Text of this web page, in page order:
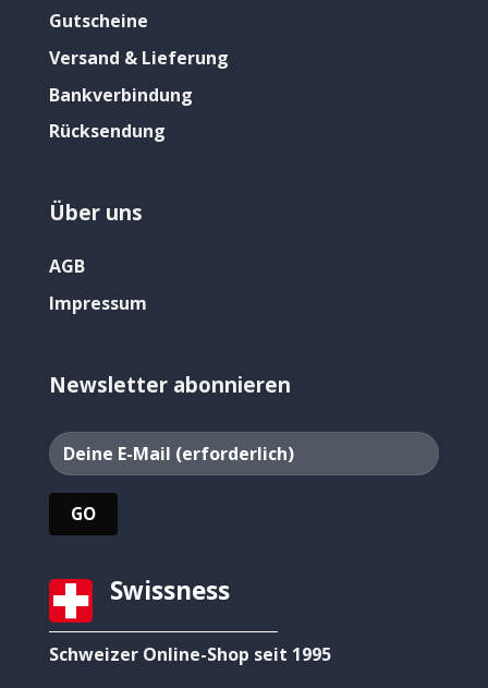
Gutscheine
Versand & Lieferung
Bankverbindung
Rücksendung
Über uns
AGB
Impressum
Newsletter abonnieren
Swissness
Schweizer Online-Shop seit 1995